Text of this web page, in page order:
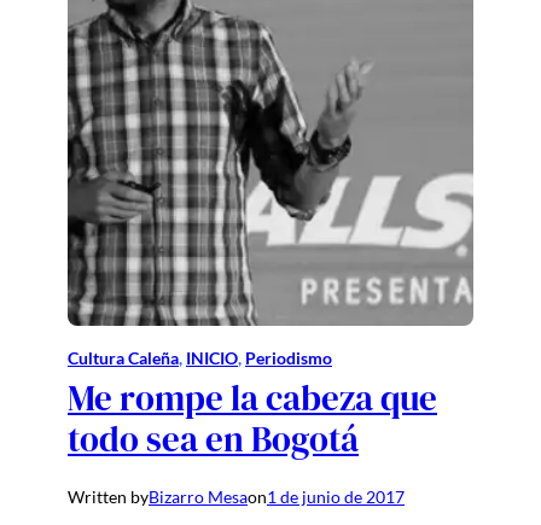
Cultura Caleña, INICIO, Periodismo
Me rompe la cabeza que
todo sea en Bogotá
Written byBizarro Mesaon1 de junio de 2017